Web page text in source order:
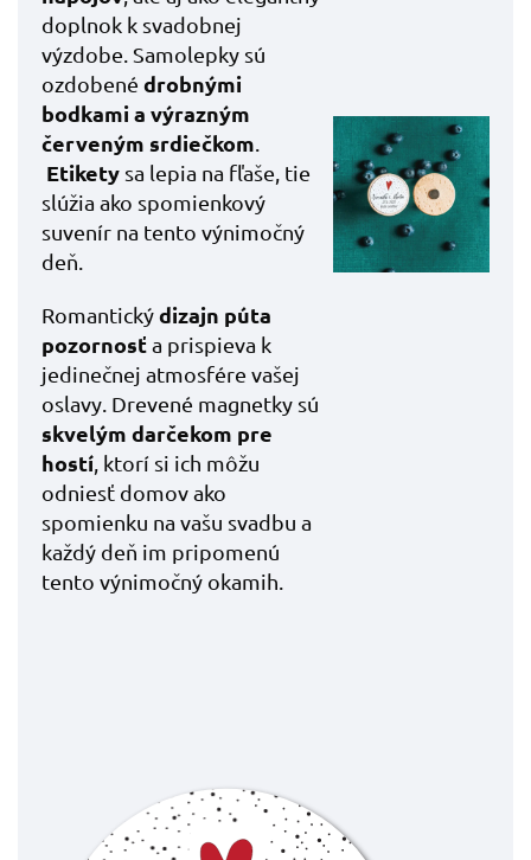
doplnok k svadobnej
výzdobe. Samolepky sú
ozdobené drobnými
bodkami a výrazným
červeným srdiečkom
Etikety sa lepia na fľaše, tie
slúžia ako spomienkový
suvenír na tento výnimočný
deň.
Romantickýdizajn púta
pozornosťa prispieva k
jedinečnej atmosfére vašej
oslavy. Drevené magnetky sú
skvelým darčekom pre
hostí , ktorí si ich môžu
odniesť domov ako
spomienku na vašu svadbu a
každý deň im pripomenú
tento výnimočný okamih.